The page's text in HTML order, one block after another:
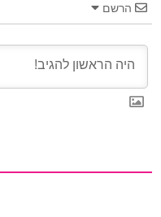
הרשם